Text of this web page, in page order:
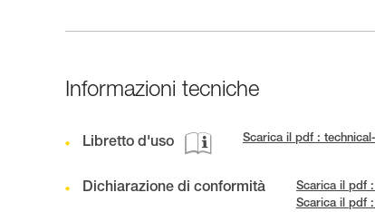
Informazioni tecniche
Libretto d'uso Scarica il pdf :
Dichiarazione di conformità
Scarica il pdf
Scarica il pdf